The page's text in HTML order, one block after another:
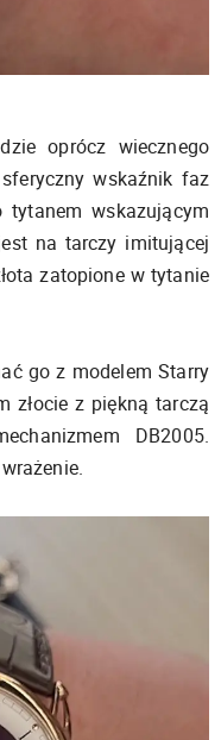
oprócz wiecznego
wskaźnik faz
wskazującym
na tarczy imitującej
zatopione w tytanie
go z modelem Starry
złocie z piękną tarczą
DB2005.